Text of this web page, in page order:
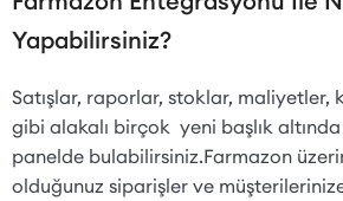
Yapabilirsiniz?
Satışlar, raporlar, stoklar, maliyetler,
gibi alakalı birçok yeni başlık
panelde bulabilirsiniz.Farmazon
olduğunuz siparişler ve